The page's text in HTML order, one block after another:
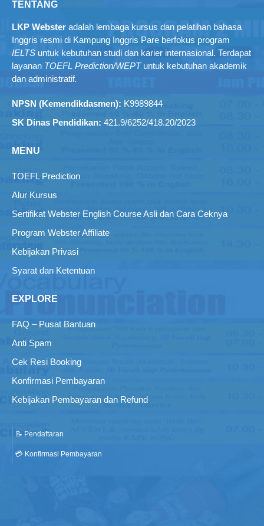
TENTANG
LKP Webster adalah lembaga kursus dan pelatihan bahasa
Inggris resmi di Kampung Inggris Pare berfokus program
IELTS untuk kebutuhan studi dan karier internasional. Terdapat
layanan TOEFL Prediction/WEPTuntuk kebutuhan akademik
dan administratif.
NPSN (Kemendikdasmen): K9989844
SK Dinas Pendidikan: 421.9/6252/418.20/2023
MENU
TOEFL Prediction
Alur Kursus
Sertifikat Webster English Course Asli dan Cara Ceknya
Program Webster Affiliate
Kebijakan Privasi
Syarat dan Ketentuan
EXPLORE
FAQ – Pusat Bantuan
Anti Spam
Cek Resi Booking
Konfirmasi Pembayaran
Kebijakan Pembayaran dan Refund
📝 Pendaftaran
💳 Konfirmasi Pembayaran